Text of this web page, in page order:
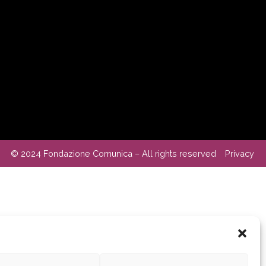
© 2024 Fondazione Comunica – All rights reserved Privacy